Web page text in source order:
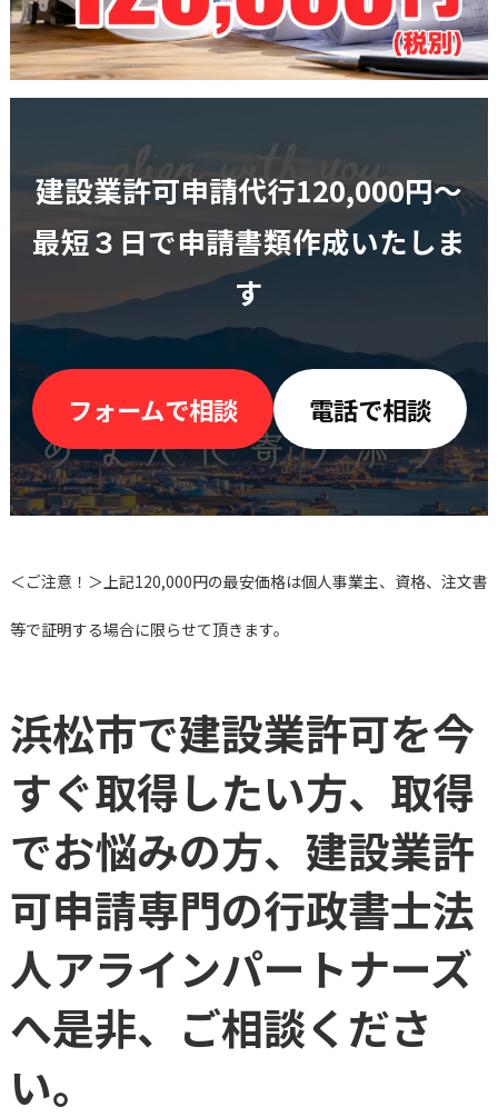
建設業許可申請代行120,000円〜
最短３日で申請書類作成いたしま
す
フォームで相談 電話で相談
＜ご注意！＞上記120,000円の最安価格は個人事業主、資格、注文書
等で証明する場合に限らせて頂きます。
浜松市で建設業許可を今
すぐ取得したい方、取得
でお悩みの方、建設業許
可申請専門の行政書士法
人アラインパートナーズ
へ是非、ご相談くださ
い。